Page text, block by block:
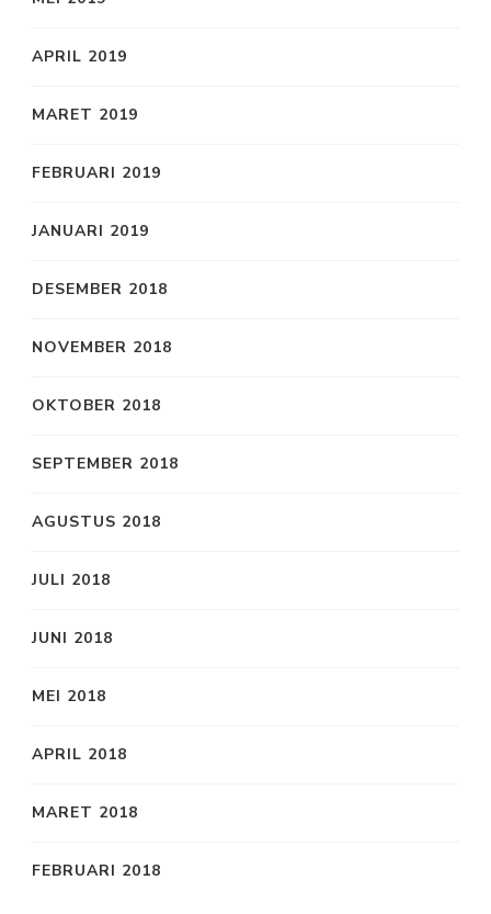
APRIL 2019
MARET 2019
FEBRUARI 2019
JANUARI 2019
DESEMBER 2018
NOVEMBER 2018
OKTOBER 2018
SEPTEMBER 2018
AGUSTUS 2018
JULI 2018
JUNI 2018
MEI 2018
APRIL 2018
MARET 2018
FEBRUARI 2018